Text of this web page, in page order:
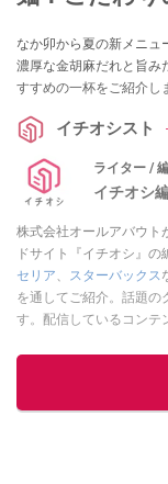
なか卯から夏の新メニュ
濃厚な金胡麻だれと旨み
すすめの一杯をご紹介し
イチオシスト
ライター /
イチオシ
株式会社オールアバウト
ドサイト『イチオシ』の
セリア
スターバックス
を通してご紹介。話題の
す。配信しているコンテ
ニュースでフォロー